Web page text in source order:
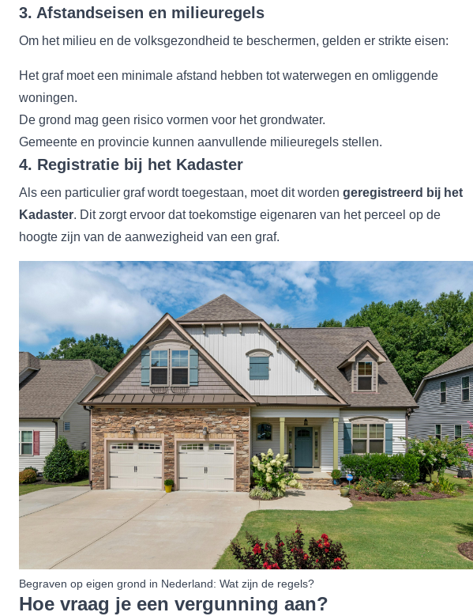
3. Afstandseisen en milieuregels
Om het milieu en de volksgezondheid te beschermen, gelden er strikte eisen:
Het graf moet een minimale afstand hebben tot waterwegen en omliggende
woningen.
De grond mag geen risico vormen voor het grondwater.
Gemeente en provincie kunnen aanvullende milieuregels stellen.
4. Registratie bij het Kadaster
Als een particulier graf wordt toegestaan, moet dit worden geregistreerd bij het
Kadaster. Dit zorgt ervoor dat toekomstige eigenaren van het perceel op de
hoogte zijn van de aanwezigheid van een graf.
Begraven op eigen grond in Nederland: Wat zijn de regels?
Hoe vraag je een vergunning aan?